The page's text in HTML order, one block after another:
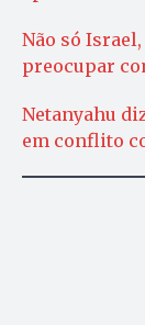
Não só
preocupar
Netanyahu
em conflito